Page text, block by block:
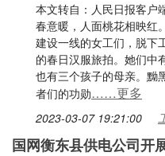
本文转自：人民日报客户
春意暖，人面桃花相映红
建设一线的女工们，脱下
的春日汉服旅拍。她们中
也有三个孩子的母亲。黝
者们的功勋……更多
2023-03-07 19:21:00
国网衡东县供电公司开